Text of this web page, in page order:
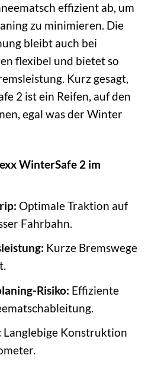
effizient ab, um
zu minimieren. Die
bleibt auch bei
flexibel und bietet so
Kurz gesagt,
2 ist ein Reifen, auf den
egal was der Winter
WinterSafe 2 im
Optimale Traktion auf
Fahrbahn.
Kurze Bremswege
Risiko: Effiziente
Langlebige Konstruktion